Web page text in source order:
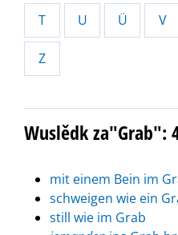
T U Ü V
Z
Wuslědk za"Grab":
mit einem Bein im
schweigen wie ein
still wie im Grab